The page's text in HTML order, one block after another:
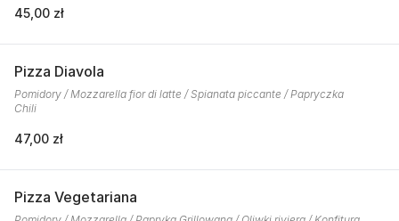
45,00 zł
Pizza Diavola
Pomidory / Mozzarella fior di latte / Spianata piccante / Papryczka
Chili
47,00 zł
Pizza Vegetariana